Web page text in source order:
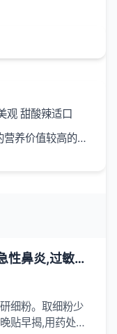
观 甜酸辣适口
拌菜豆 是一种大众化的营养价值较高的鲜豆类蔬菜
斑蝥粉-[功效] 攻毒逐瘀 [治疗]急性鼻炎,过敏性鼻炎等-一味药方
细粉。取细粉少
贴早揭,用药处起